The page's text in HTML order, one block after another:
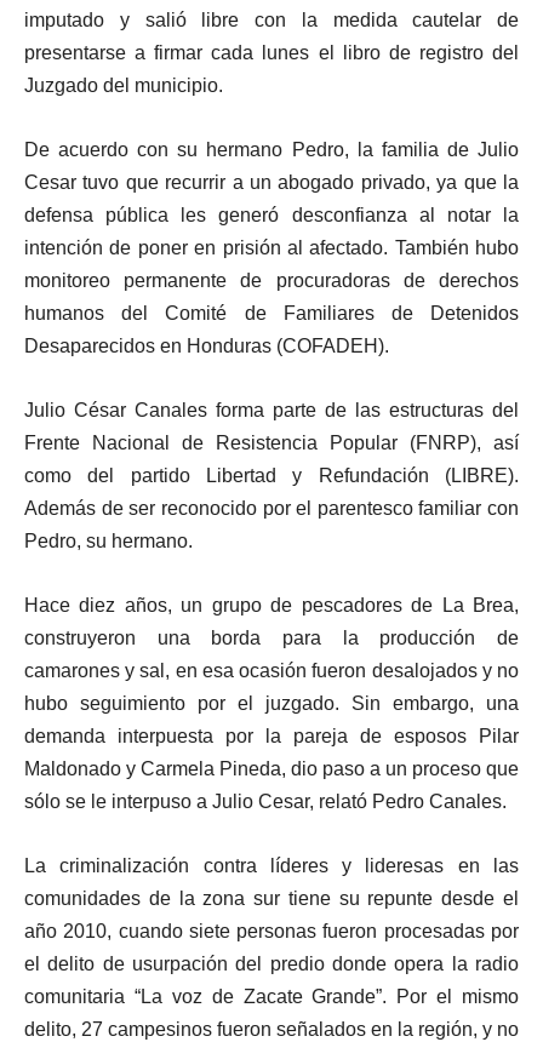
imputado y salió libre con la medida cautelar de
presentarse a firmar cada lunes el libro de registro del
Juzgado del municipio.
De acuerdo con su hermano Pedro, la familia de Julio
Cesar tuvo que recurrir a un abogado privado, ya que la
defensa pública les generó desconfianza al notar la
intención de poner en prisión al afectado. También hubo
monitoreo permanente de procuradoras de derechos
humanos del Comité de Familiares de Detenidos
Desaparecidos en Honduras (COFADEH).
Julio César Canales forma parte de las estructuras del
Frente Nacional de Resistencia Popular (FNRP), así
como del partido Libertad y Refundación (LIBRE).
Además de ser reconocido por el parentesco familiar con
Pedro, su hermano.
Hace diez años, un grupo de pescadores de La Brea,
construyeron una borda para la producción de
camarones y sal, en esa ocasión fueron desalojados y no
hubo seguimiento por el juzgado. Sin embargo, una
demanda interpuesta por la pareja de esposos Pilar
Maldonado y Carmela Pineda, dio paso a un proceso que
sólo se le interpuso a Julio Cesar, relató Pedro Canales.
La criminalización contra líderes y lideresas en las
comunidades de la zona sur tiene su repunte desde el
año 2010, cuando siete personas fueron procesadas por
el delito de usurpación del predio donde opera la radio
comunitaria “La voz de Zacate Grande”. Por el mismo
delito, 27 campesinos fueron señalados en la región, y no